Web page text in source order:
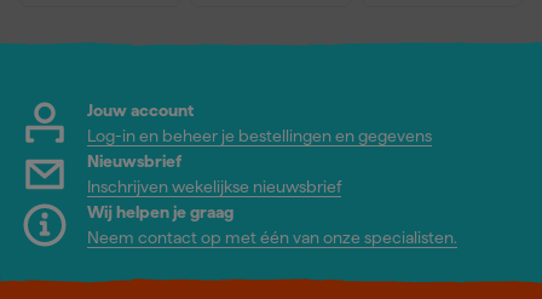
Jouw account
Log-in en beheer je bestellingen en gegevens
Nieuwsbrief
Inschrijven wekelijkse nieuwsbrief
Wij helpen je graag
Neem contact op met één van onze specialisten.